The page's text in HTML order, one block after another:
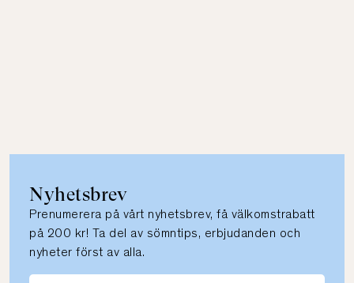
Nyhetsbrev
Prenumerera på vårt nyhetsbrev, få välkomstrabatt
på 200 kr! Ta del av sömntips, erbjudanden och
nyheter först av alla.